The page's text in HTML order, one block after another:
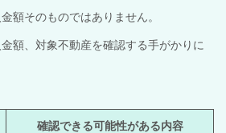
額そのものではありません。
額、対象不動産を確認する手がかりに
確認できる可能性がある内容